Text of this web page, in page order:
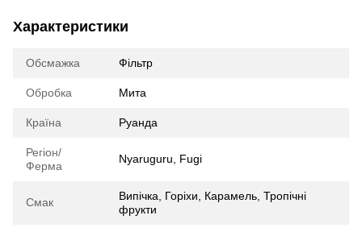
Характеристики
Обсмажка Фільтр
Обробка Мита
Країна Руанда
Регіон/
Ферма
Nyaruguru, Fugi
Смак
Випічка, Горіхи, Карамель, Тропічні
фрукти